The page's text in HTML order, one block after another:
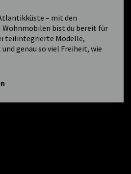
– mit den
Wohnmobilen bist du bereit für
teilintegrierte Modelle,
genau so viel Freiheit, wie